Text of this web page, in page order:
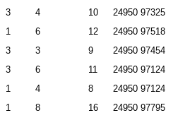
3 4 10
24950 97325
1 6 12
24950 97518
3 3 9
24950 97454
3 6 11
24950 97124
1 4 8
24950 97124
1 8 16
24950 97795